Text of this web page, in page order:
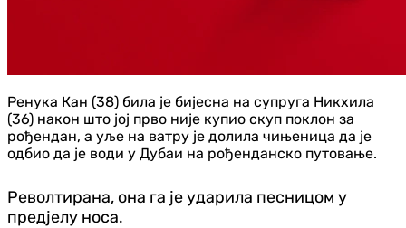
Ренука Кан (38) била је бијесна на супруга Никхила
(36) након што јој прво није купио скуп поклон за
рођендан, а уље на ватру је долила чињеница да је
одбио да је води у Дубаи на рођенданско путовање.
Револтирана, она га је ударила песницом у
предјелу носа.